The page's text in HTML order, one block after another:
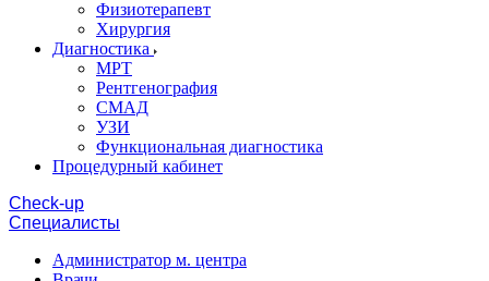
Физиотерапевт
Хирургия
Диагностика
МРТ
Рентгенография
СМАД
УЗИ
Функциональная диагностика
Процедурный кабинет
Cheсk-up
Специалисты
Администратор м. центра